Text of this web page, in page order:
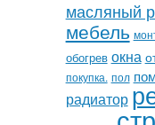
масляный
мебель
обогрев окна
покупка. пол
радиатор